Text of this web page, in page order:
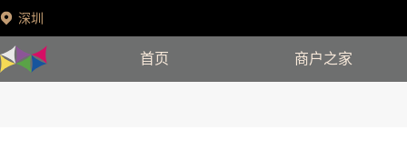
深圳
首页 商户之家